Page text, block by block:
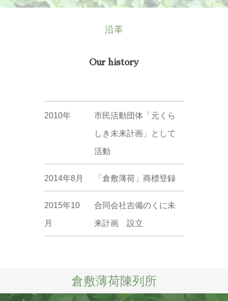
沿革
Our history
2010年 市民活動団体「元くら
しき未来計画」として
活動
2014年8月 「倉敷薄荷」商標登録
2015年10
月
合同会社吉備のくに未
来計画 設立
倉敷薄荷陳列所